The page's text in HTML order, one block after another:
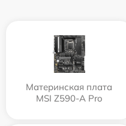
Материнская плата
MSI Z590-A Pro